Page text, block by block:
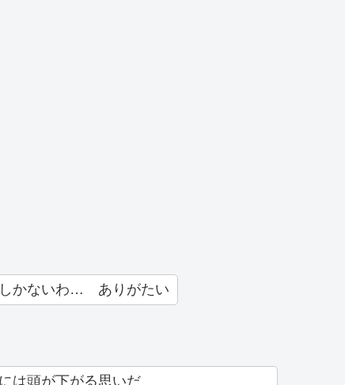
しかないわ… ありがたい
は頭が下がる思いだ